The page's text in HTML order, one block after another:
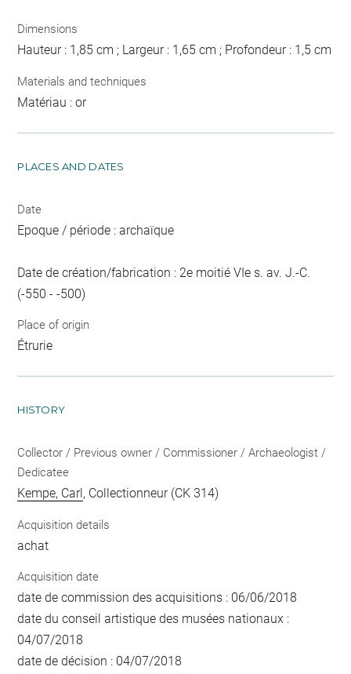
Dimensions
Hauteur : 1,85 cm ; Largeur : 1,65 cm ; Profondeur : 1,5 cm
Materials and techniques
Matériau : or
PLACES AND DATES
Date
Epoque / période : archaïque
Date de création/fabrication : 2e moitié VIe s. av. J.-C.
(-550 - -500)
Place of origin
Étrurie
HISTORY
Collector / Previous owner / Commissioner / Archaeologist /
Dedicatee
Kempe, Carl , Collectionneur (CK 314)
Acquisition details
achat
Acquisition date
date de commission des acquisitions : 06/06/2018
date du conseil artistique des musées nationaux :
04/07/2018
date de décision : 04/07/2018